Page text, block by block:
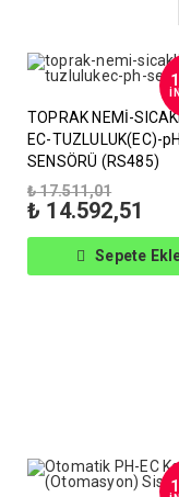
TOPRAK NEMİ-
EC-TUZLULUK(EC)-
SENSÖRÜ (RS485)
₺17.511,01Orijinal
fiyat:
₺
₺ 14.592,51
fiyat:
₺
Sepete